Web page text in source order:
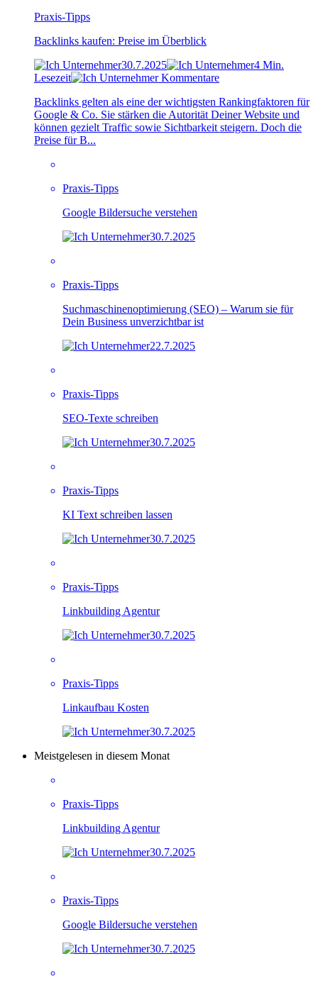
Praxis-Tipps
Backlinks kaufen: Preise im Überblick
30.7.2025
4 Min.
Lesezeit
Kommentare
Backlinks gelten als eine der wichtigsten Rankingfaktoren für
Google & Co. Sie stärken die Autorität Deiner Website und
können gezielt Traffic sowie Sichtbarkeit steigern. Doch die
Preise für B...
Praxis-Tipps
Google Bildersuche verstehen
30.7.2025
Praxis-Tipps
Suchmaschinenoptimierung (SEO) – Warum sie für
Dein Business unverzichtbar ist
22.7.2025
Praxis-Tipps
SEO-Texte schreiben
30.7.2025
Praxis-Tipps
KI Text schreiben lassen
30.7.2025
Praxis-Tipps
Linkbuilding Agentur
30.7.2025
Praxis-Tipps
Linkaufbau Kosten
30.7.2025
Meistgelesen in diesem Monat
Praxis-Tipps
Linkbuilding Agentur
30.7.2025
Praxis-Tipps
Google Bildersuche verstehen
30.7.2025